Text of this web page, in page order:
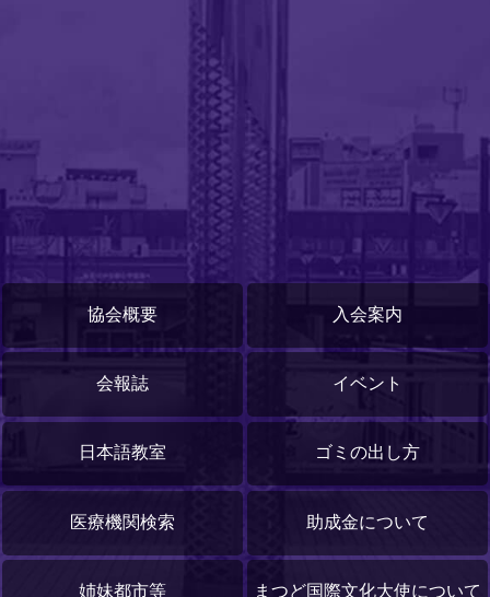
協会概要 入会案内
会報誌 イベント
日本語教室 ゴミの出し方
医療機関検索 助成金について
姉妹都市等 まつど国際文化大使について